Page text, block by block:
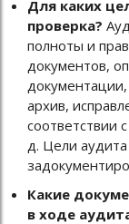
Для каких
проверка?
полноты и
документов,
документации,
архив,
соответствии
д. Цели
Какие
в ходе